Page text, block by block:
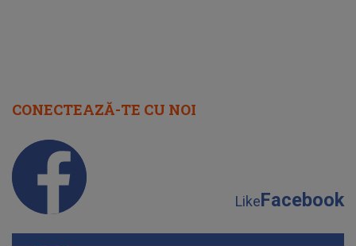
CONECTEAZĂ-TE CU NOI
LikeFacebook